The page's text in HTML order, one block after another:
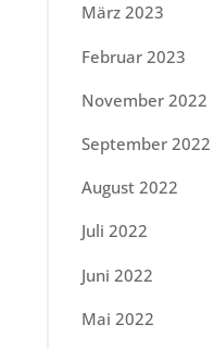
März 2023
Februar 2023
November 2022
September 2022
August 2022
Juli 2022
Juni 2022
Mai 2022